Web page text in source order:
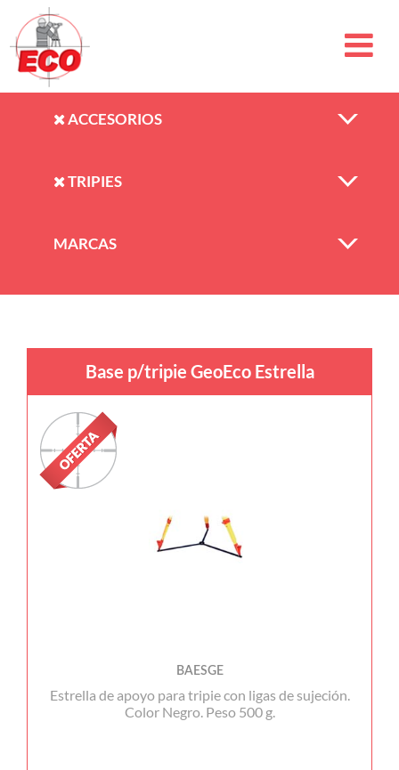
ACCESORIOS
TRIPIES
MARCAS
Base p/tripie GeoEco Estrella
BAESGE
Estrella de apoyo para tripie con ligas de sujeción.
Color Negro. Peso 500 g.